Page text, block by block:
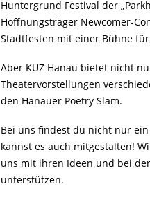
Huntergrund Festival der
Hoffnungsträger Newcomer-
Stadtfesten mit einer Bühne
Aber KUZ Hanau bietet nicht
Theatervorstellungen
den Hanauer Poetry Slam.
Bei uns findest du nicht nur
kannst es auch mitgestalten!
uns mit ihren Ideen und bei
unterstützen.